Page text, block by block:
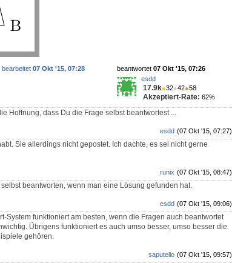
beantwortet 07 Okt '15, 07:26
esdd
17.9k●32●42●58
Akzeptiert-Rate: 62%
bearbeitet 07 Okt '15, 07:28
Hoffnung, dass Du die Frage selbst beantwortest ...
(07 Okt '15, 07:27)
esdd
Sie allerdings nicht gepostet. Ich dachte, es sei nicht gerne
(07 Okt '15, 08:47)
runix
beantworten, wenn man eine Lösung gefunden hat.
(07 Okt '15, 09:06)
esdd
System funktioniert am besten, wenn die Fragen auch beantwortet
Übrigens funktioniert es auch umso besser, umso besser die
gehören.
(07 Okt '15, 09:57)
saputello